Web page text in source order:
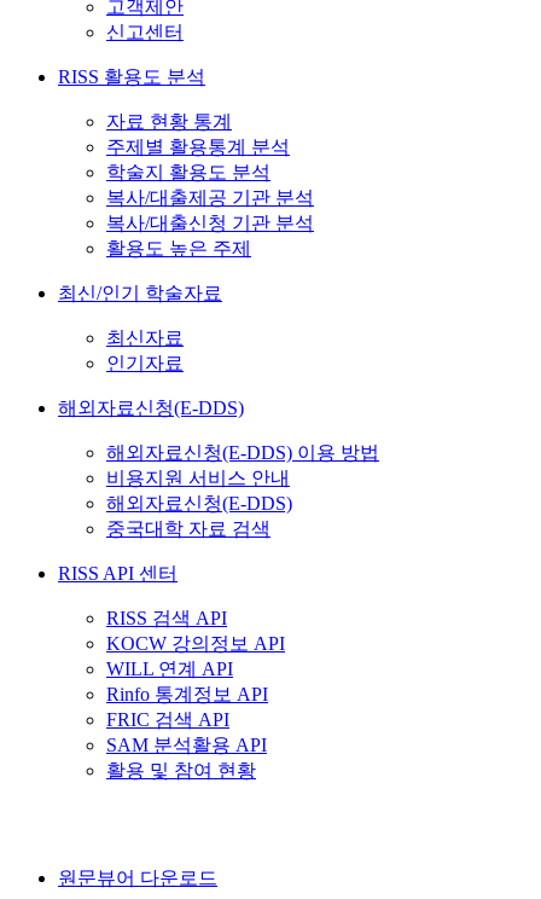
고객제안
신고센터
RISS 활용도 분석
자료 현황 통계
주제별 활용통계 분석
학술지 활용도 분석
복사/대출제공 기관 분석
복사/대출신청 기관 분석
활용도 높은 주제
최신/인기 학술자료
최신자료
인기자료
해외자료신청(E-DDS)
해외자료신청(E-DDS) 이용 방법
비용지원 서비스 안내
해외자료신청(E-DDS)
중국대학 자료 검색
RISS API 센터
RISS 검색 API
KOCW 강의정보 API
WILL 연계 API
Rinfo 통계정보 API
FRIC 검색 API
SAM 분석활용 API
활용 및 참여 현황
원문뷰어 다운로드